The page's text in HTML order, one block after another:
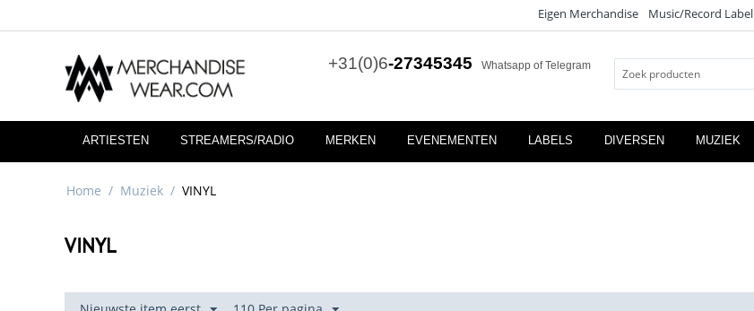
Eigen Merchandise Music/Record Label
+31(0)6-27345345 Whatsapp of Telegram
ARTIESTEN STREAMERS/RADIO MERKEN EVENEMENTEN LABELS DIVERSEN MUZIEK
Home / Muziek / VINYL
VINYL